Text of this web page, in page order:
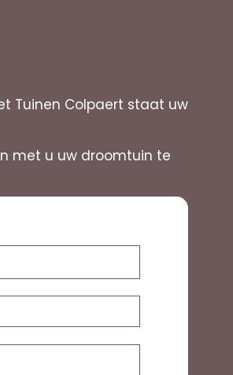
Tuinen Colpaert staat uw
met u uw droomtuin te